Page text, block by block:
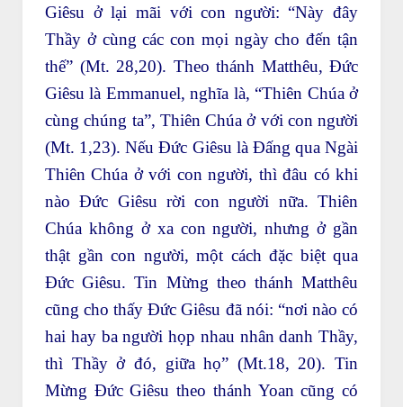
Giêsu ở lại mãi với con người: “Này đây
Thầy ở cùng các con mọi ngày cho đến tận
thế” (Mt. 28,20). Theo thánh Matthêu, Đức
Giêsu là Emmanuel, nghĩa là, “Thiên Chúa ở
cùng chúng ta”, Thiên Chúa ở với con người
(Mt. 1,23). Nếu Đức Giêsu là Đấng qua Ngài
Thiên Chúa ở với con người, thì đâu có khi
nào Đức Giêsu rời con người nữa. Thiên
Chúa không ở xa con người, nhưng ở gần
thật gần con người, một cách đặc biệt qua
Đức Giêsu. Tin Mừng theo thánh Matthêu
cũng cho thấy Đức Giêsu đã nói: “nơi nào có
hai hay ba người họp nhau nhân danh Thầy,
thì Thầy ở đó, giữa họ” (Mt.18, 20). Tin
Mừng Đức Giêsu theo thánh Yoan cũng có